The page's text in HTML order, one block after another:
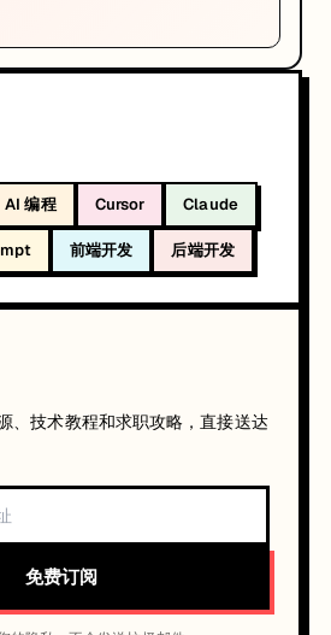
AI 编程 Cursor Claude
前端开发 后端开发
、技术教程和求职攻略，直接送达
免费订阅